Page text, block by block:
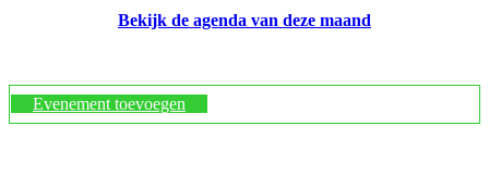
Bekijk de agenda van deze maand
Evenement toevoegen